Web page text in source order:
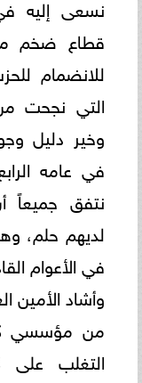
نسعى إليه
قطاع ضخم
للانضمام
التي نجحت
وخير دليل
في عامه
نتفق جميعاً
لديهم حلم،
في الأعوام
وأشاد الأمين
من مؤسسي
التغلب على